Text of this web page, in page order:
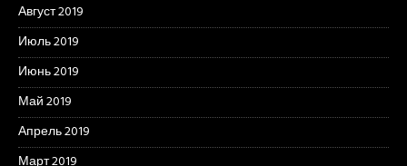
Август 2019
Июль 2019
Июнь 2019
Май 2019
Апрель 2019
Март 2019